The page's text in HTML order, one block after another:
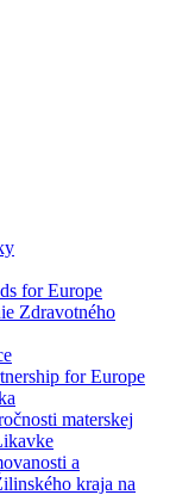
for Europe
Zdravotného
for Europe
materskej
a
kraja na